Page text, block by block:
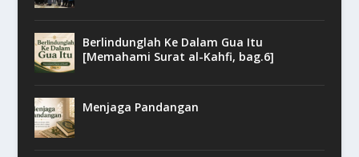
Berlindunglah Ke Dalam Gua Itu
[Memahami Surat al-Kahfi, bag.6]
Menjaga Pandangan